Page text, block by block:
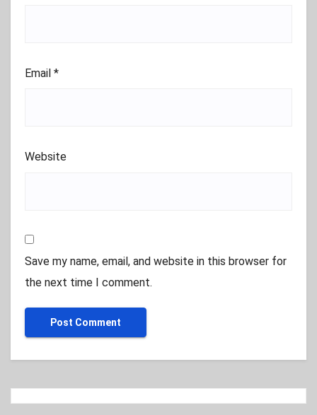
Email *
Website
Save my name, email, and website in this browser for
the next time I comment.